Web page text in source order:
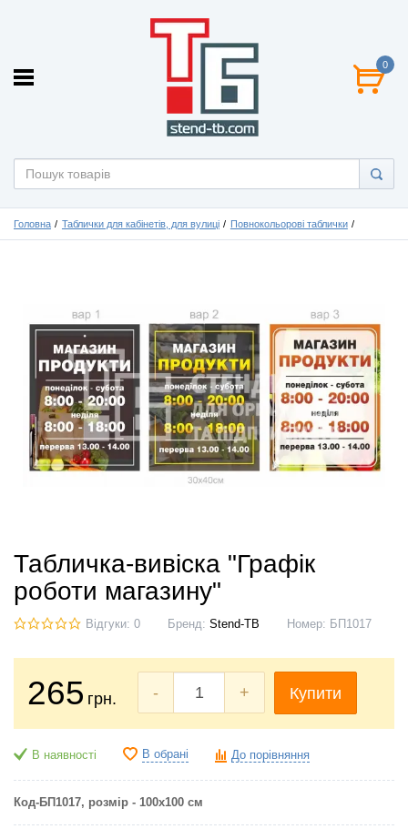
0
Головна Таблички для кабінетів, для вулиці Повнокольорові таблички
Табличка-вивіска "Графік
роботи магазину"
Відгуки: 0 Бренд: Stend-TB Номер: БП1017
265 грн. - + Купити
В наявності В обрані До порівняння
Код-БП1017, розмір - 100х100 см